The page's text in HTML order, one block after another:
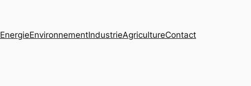
EnergieEnvironnementIndustrieAgricultureContact